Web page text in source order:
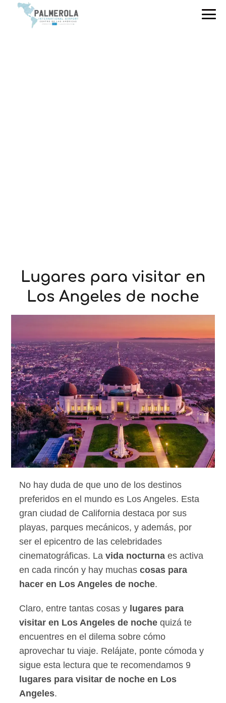
Lugares para visitar en
Los Angeles de noche
No hay duda de que uno de los destinos
preferidos en el mundo es Los Angeles. Esta
gran ciudad de California destaca por sus
playas, parques mecánicos, y además, por
ser el epicentro de las celebridades
cinematográficas. Lavida nocturna es activa
en cada rincón y hay muchascosas para
hacer en Los Angeles de noche.
Claro, entre tantas cosas y lugares para
visitar en Los Angeles de noche quizá te
encuentres en el dilema sobre cómo
aprovechar tu viaje. Relájate, ponte cómoda y
sigue esta lectura que te recomendamos 9
lugares para visitar de noche en Los
Angeles.